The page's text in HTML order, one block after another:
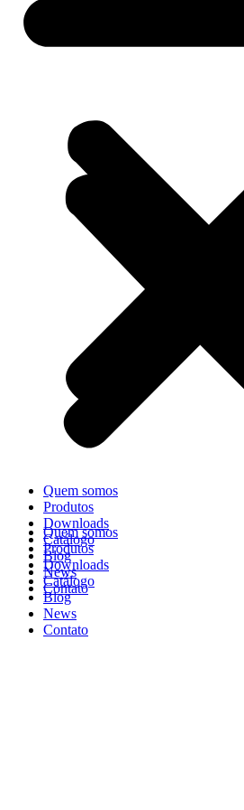
Quem somos
Produtos
Downloads
Catálogo
Blog
News
Contato
Quem somos
Produtos
Downloads
Catálogo
Blog
News
Contato